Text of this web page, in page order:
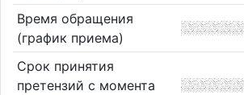
Время обращения
(график приема)
Срок принятия
претензий с момента